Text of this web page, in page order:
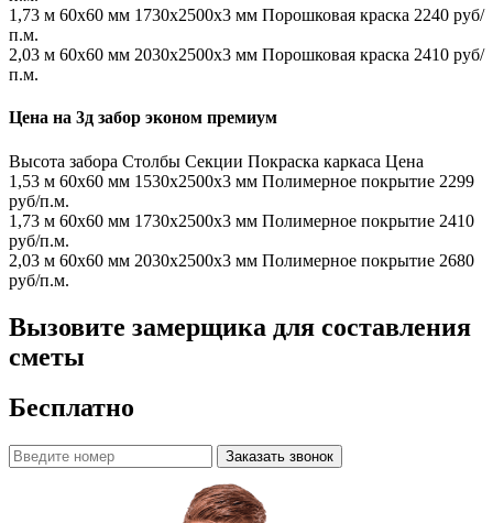
1,73 м 60х60 мм 1730x2500x3 мм Порошковая краска 2240 руб/
п.м.
2,03 м 60х60 мм 2030x2500x3 мм Порошковая краска 2410 руб/
п.м.
Цена на 3д забор эконом премиум
Высота забора Столбы Секции Покраска каркаса Цена
1,53 м 60х60 мм 1530x2500x3 мм Полимерное покрытие 2299
руб/п.м.
1,73 м 60х60 мм 1730x2500x3 мм Полимерное покрытие 2410
руб/п.м.
2,03 м 60х60 мм 2030x2500x3 мм Полимерное покрытие 2680
руб/п.м.
Вызовите замерщика для составления
сметы
Бесплатно
Заказать звонок